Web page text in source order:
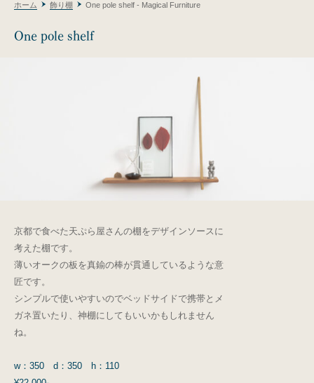
ホーム 飾り棚 One pole shelf - Magical Furniture
One pole shelf
京都で食べた天ぷら屋さんの棚をデザインソースに
考えた棚です。
薄いオークの板を真鍮の棒が貫通しているような意
匠です。
シンプルで使いやすいのでベッドサイドで携帯とメ
ガネ置いたり、神棚にしてもいいかもしれません
ね。
w：350 d：350 h：110